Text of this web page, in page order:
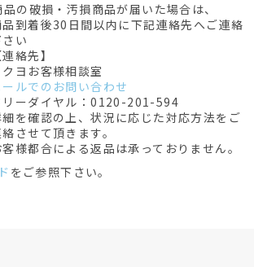
品の破損・汚損商品が届いた場合は、
品到着後30日間以内に下記連絡先へご連絡
い
連絡先】
クヨお客様相談室
ールでのお問い合わせ
リーダイヤル：0120-201-594
を確認の上、状況に応じた対応方法をご
させて頂きます。
客様都合による返品は承っておりません。
をご参照下さい。